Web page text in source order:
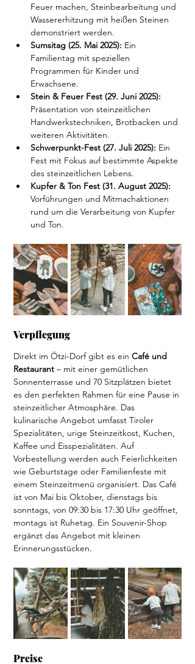
Feuer machen, Steinbearbeitung und
Wassererhitzung mit heißen Steinen
demonstriert werden.
Sumsitag (25. Mai 2025): Ein
Familientag mit speziellen
Programmen für Kinder und
Erwachsene.
Stein & Feuer Fest (29. Juni 2025):
Präsentation von steinzeitlichen
Handwerkstechniken, Brotbacken und
weiteren Aktivitäten.
Schwerpunkt-Fest (27. Juli 2025): Ein
Fest mit Fokus auf bestimmte Aspekte
des steinzeitlichen Lebens.
Kupfer & Ton Fest (31. August 2025):
Vorführungen und Mitmachaktionen
rund um die Verarbeitung von Kupfer
und Ton.
Verpflegung
Direkt im Ötzi-Dorf gibt es ein Café und
Restaurant – mit einer gemütlichen
Sonnenterrasse und 70 Sitzplätzen bietet
es den perfekten Rahmen für eine Pause in
steinzeitlicher Atmosphäre. Das
kulinarische Angebot umfasst Tiroler
Spezialitäten, urige Steinzeitkost, Kuchen,
Kaffee und Eisspezialitäten. Auf
Vorbestellung werden auch Feierlichkeiten
wie Geburtstage oder Familienfeste mit
einem Steinzeitmenü organisiert. Das Café
ist von Mai bis Oktober, dienstags bis
sonntags, von 09:30 bis 17:30 Uhr geöffnet,
montags ist Ruhetag. Ein Souvenir-Shop
ergänzt das Angebot mit kleinen
Erinnerungsstücken.
Preise